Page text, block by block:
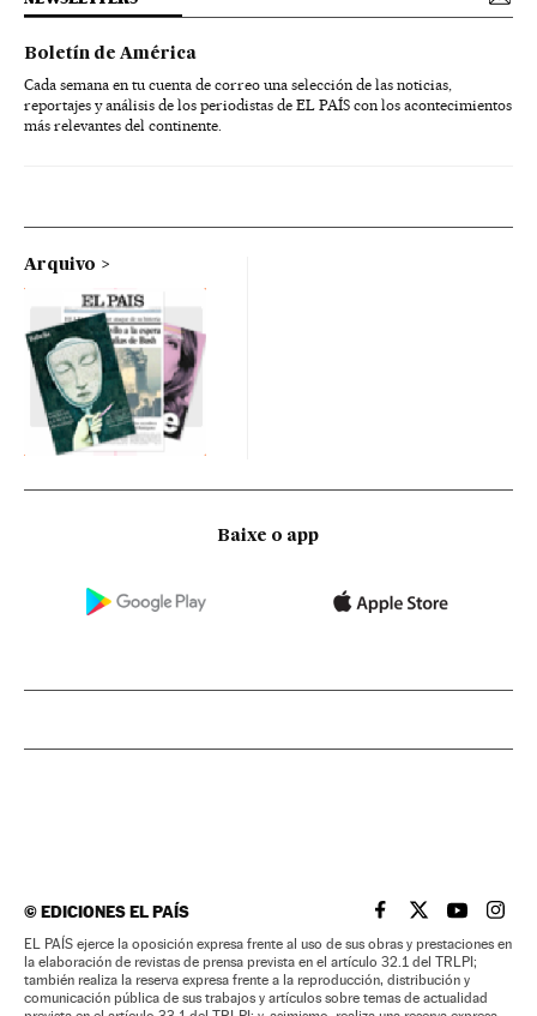
Boletín de América
Cada semana en tu cuenta de correo una selección de las noticias,
reportajes y análisis de los periodistas de EL PAÍS con los acontecimientos
más relevantes del continente.
Arquivo
Baixe o app
©EDICIONES EL PAÍS EL PAÍS BRASIL EN
EL PAÍSEL PAÍS
EL
EL PAÍS ejerce la oposición expresa frente al uso de sus obras y prestaciones en
la elaboración de revistas de prensa prevista en el artículo 32.1 del TRLPI;
también realiza la reserva expresa frente a la reproducción, distribución y
comunicación pública de sus trabajos y artículos sobre temas de actualidad